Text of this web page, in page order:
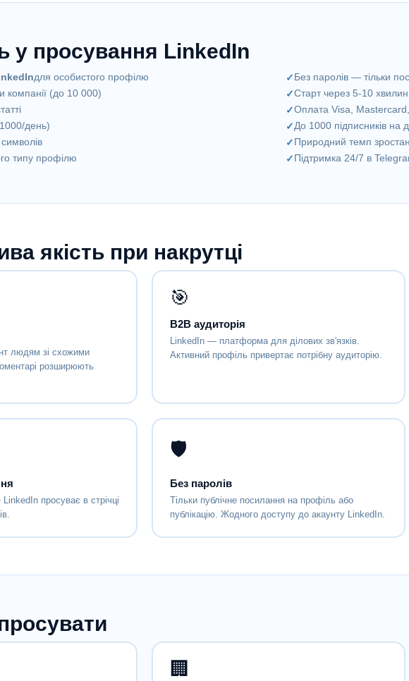
у просування LinkedIn
для особистого профілю
компанії (до 10 000)
день)
типу профілю
Без паролів — тільки
Старт через 5-10
Оплата Visa,
До 1000 підписників на
Природний темп
Підтримка 24/7 в
якість при накрутці
людям зі схожими
розширюють
🎯
B2B аудиторія
LinkedIn — платформа для ділових зв'язків.
Активний профіль привертає потрібну аудиторію.
LinkedIn просуває в стрічці
🛡
Без паролів
Тільки публічне посилання на профіль або
публікацію. Жодного доступу до акаунту LinkedIn.
🏢